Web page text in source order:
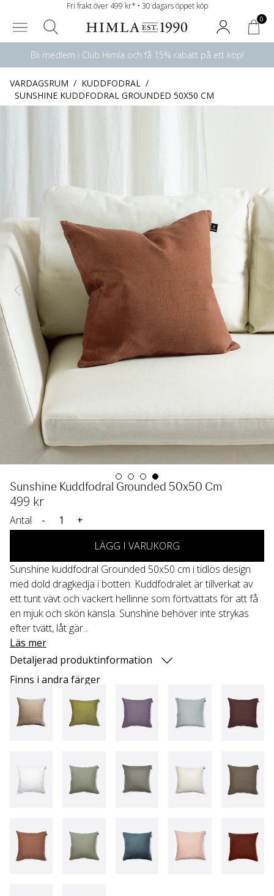
Fri frakt över 499 kr* • 30 dagars öppet köp
0
Bli medlem i Club Himla och få 15% rabatt på ett köp!
VARDAGSRUM / KUDDFODRAL /
SUNSHINE KUDDFODRAL GROUNDED 50X50 CM
Sunshine Kuddfodral Grounded 50x50 Cm
499 kr
Antal -
+
LÄGG I VARUKORG
Sunshine kuddfodral Grounded 50x50 cm i tidlös design
med dold dragkedja i botten. Kuddfodralet är tillverkat av
ett tunt vävt och vackert hellinne som förtvättats för att få
en mjuk och skön känsla. Sunshine behöver inte strykas
efter tvätt, låt gär...
Läs mer
Detaljerad produktinformation
Finns i andra färger